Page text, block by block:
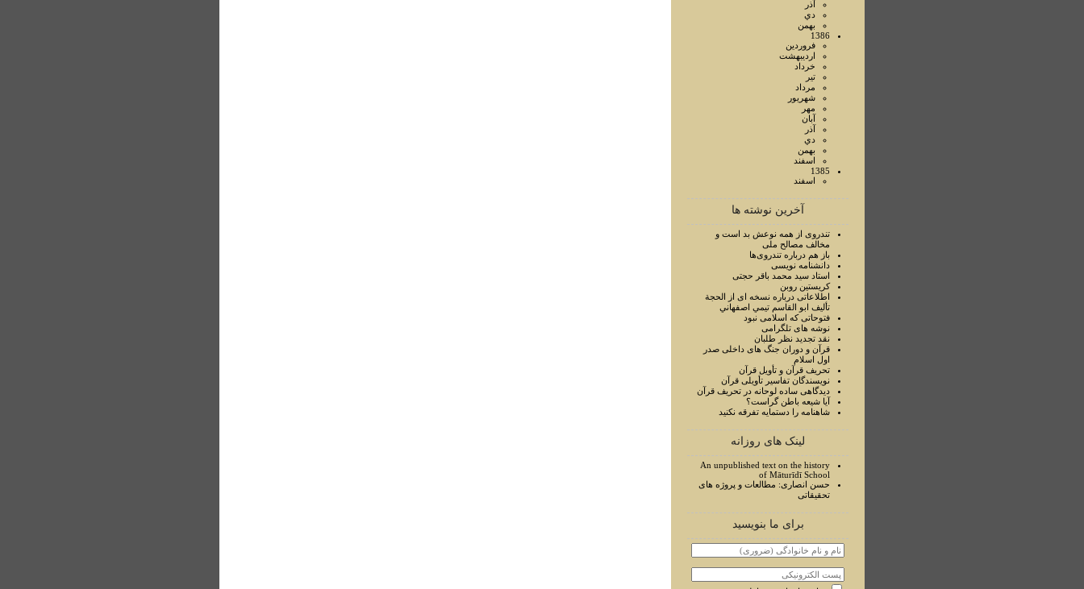
آذر
دي
بهمن
1386
فروردين
ارديبهشت
خرداد
تير
مرداد
شهريور
مهر
آبان
آذر
دي
بهمن
اسفند
1385
اسفند
آخرین نوشته ها
تندروی از همه نوعش بد است و
مخالف مصالح ملی
باز هم درباره تندروی‌ها
دانشنامه نویسی
استاد سيد محمد باقر حجتی
کریستین روبن
اطلاعاتی درباره نسخه ای از الحجة
تأليف ابو القاسم تيمي اصفهاني
فتوحاتی که اسلامی نبود
نوشه های تلگرامی
نقد تجدید نظر طلبان
قرآن و دوران جنگ های داخلی صدر
اول اسلام
تحريف قرآن و تأويل قرآن
نويسندگان تفاسير تأويلی قرآن
ديدگاهی ساده لوحانه در تحريف قرآن
آيا شيعه باطن گراست؟
شاهنامه را دستمايه تفرقه نکنيد
لینک های روزانه
An unpublished text on the history
of Māturīdī School
حسن انصاری: مطالعات و پروژه های
تحقیقاتی
برای ما بنویسید